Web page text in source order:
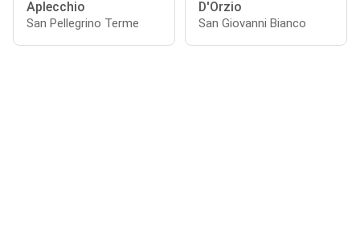
Aplecchio
San Pellegrino Terme
D'Orzio
San Giovanni Bianco